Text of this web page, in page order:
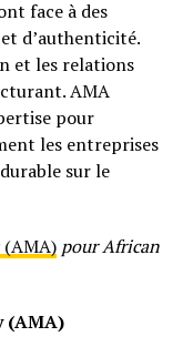
face à des
d’authenticité.
et les relations
AMA
pour
les entreprises
sur le
(AMA)pour African
(AMA)